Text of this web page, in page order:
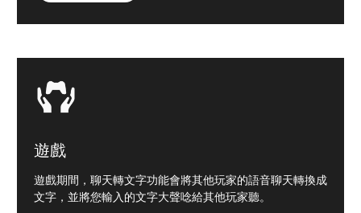
遊戲
遊戲期間，聊天轉文字功能會將其他玩家的語音聊天轉換成
文字，並將您輸入的文字大聲唸給其他玩家聽。